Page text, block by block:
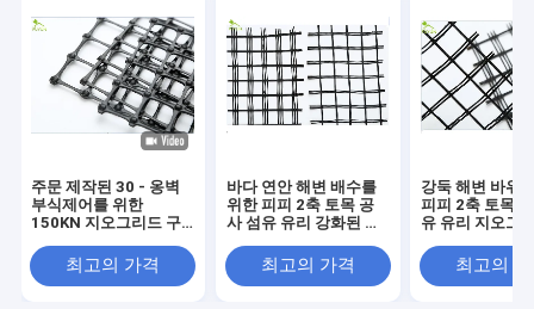
주문 제작된 30 - 옹벽
부식제어를 위한
150KN 지오그리드 구
최고의 가격
바다 연안 해변 배수를
위한 피피 2축 토목 공
사 섬유 유리 강화된 지
최고의 가격
강둑 해변 바위
피피 2축 토목
유 유리 지오그
최고의